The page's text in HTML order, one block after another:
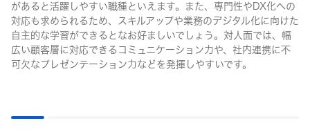
があると活躍しやすい職種といえます。また、専門性やDX化への
対応も求められるため、スキルアップや業務のデジタル化に向けた
自主的な学習ができるとなお好ましいでしょう。対人面では、幅
広い顧客層に対応できるコミュニケーション力や、社内連携に不
可欠なプレゼンテーション力などを発揮しやすいです。